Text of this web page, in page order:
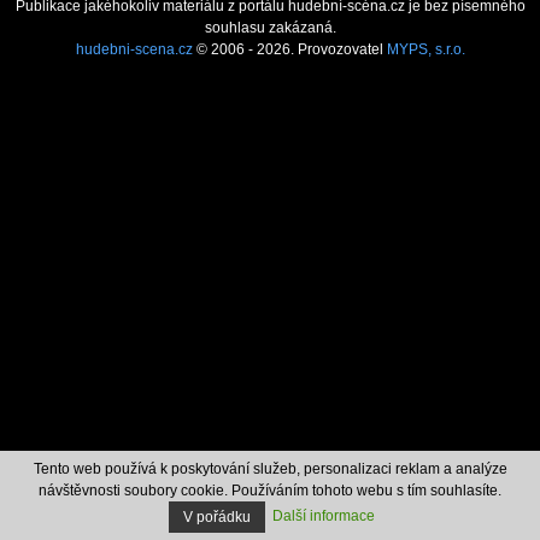
Publikace jakéhokoliv materiálu z portálu hudební-scéna.cz je bez písemného
souhlasu zakázaná.
hudebni-scena.cz© 2006 - 2026. Provozovatel MYPS, s.r.o.
Tento web používá k poskytování služeb, personalizaci reklam a analýze
návštěvnosti soubory cookie. Používáním tohoto webu s tím souhlasíte.
V pořádku
Další informace